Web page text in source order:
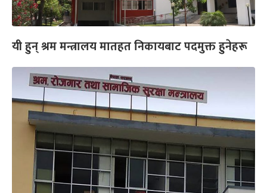
यी हुन् श्रम मन्त्रालय मातहत निकायबाट पदमुक्त हुनेहरू